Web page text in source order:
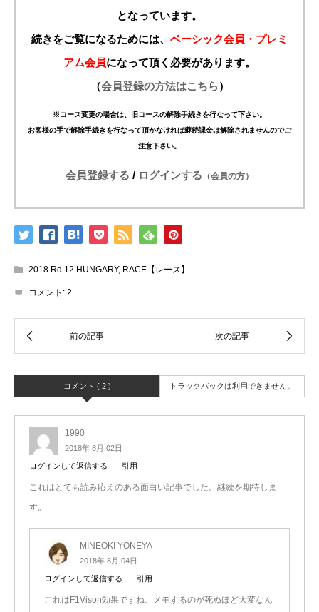
となっています。
続きをご覧になるためには、 ベーシック会員・プレミ
アム会員になって頂く必要があります。
（会員登録の方法はこちら）
※コース変更の場合は、旧コースの解除手続きを行なって下さい。
お客様の手で解除手続きを行なって頂かなければ継続課金は解除されませんのでご
注意下さい。
会員登録する / ログインする （会員の方）
2018 Rd.12 HUNGARY, RACE【レース】
コメント: 2
コメント ( 2 ) トラックバックは利用できません。
1990
2018年 8月 02日
ログインして返信する 引用
これはとても読み応えのある面白い記事でした。継続を期待しま
す。
MINEOKI YONEYA
2018年 8月 04日
ログインして返信する 引用
これはF1Vison効果ですね。メモするのが死ぬほど大変なん